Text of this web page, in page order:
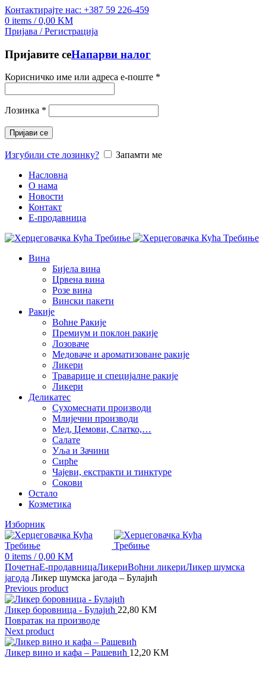
Контактирајте нас: +387 59 226-459
0 items / 0,00 KM
Пријава / Регистрација
Пријавите сеНапарви налог
Корисничко име или адреса е-поште *
Лозинка *
Пријави се
Изгубили сте лозинку?
Запамти ме
Насловна
О нама
Новости
Контакт
E-продавница
Вина
Бијела вина
Црвена вина
Розе вина
Вински пакети
Ракије
Воћне Ракије
Премиум и поклон ракије
Лозоваче
Медоваче и ароматизоване ракије
Ликери
Траварице и специјалне ракије
Ликери
Деликатес
Сухомеснати производи
Млијечни производи
Мед, Џемови, Слатко,…
Салате
Уља и Зачини
Сирће
Чајеви, екстракти и тинктуре
Сокови
Остало
Козметика
Изборник
0 items / 0,00 KM
ПочетнаЕ-продавницаЛикериВоћни ликериЛикер шумска
јагода Ликер шумска јагода – Булајић
Previous product
Ликер боровница - Булајић 22,80 KM
Повратак на производе
Next product
Ликер вино и кафа – Рашевић 12,20 KM